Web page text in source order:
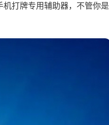
打牌专用辅助器，不管你是